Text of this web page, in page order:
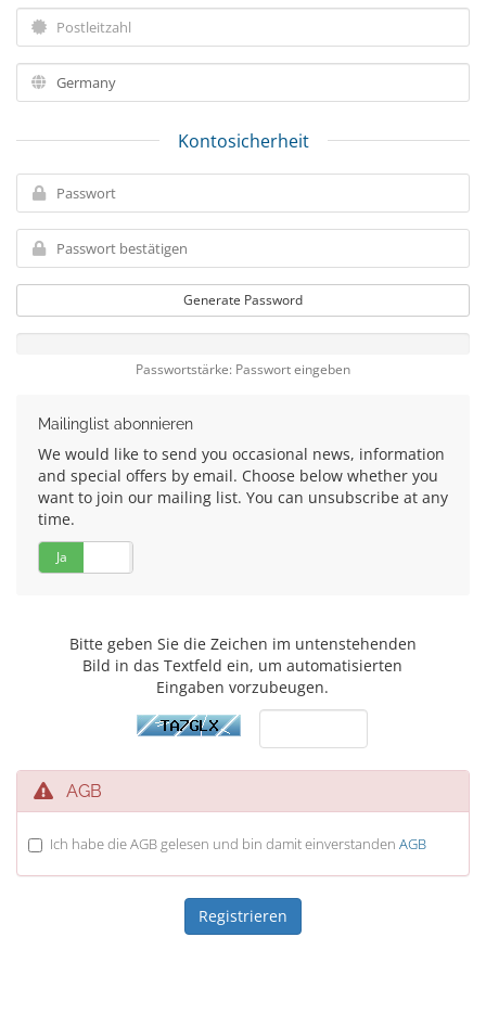
Kontosicherheit
Generate Password
Passwortstärke: Passwort eingeben
Mailinglist abonnieren
We would like to send you occasional news, information
and special offers by email. Choose below whether you
want to join our mailing list. You can unsubscribe at any
time.
Ja
Bitte geben Sie die Zeichen im untenstehenden
Bild in das Textfeld ein, um automatisierten
Eingaben vorzubeugen.
AGB
Ich habe die AGB gelesen und bin damit einverstanden AGB